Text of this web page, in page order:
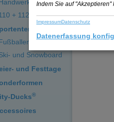
+ 112
und Snowboard
und Festtage
Ducks®
Indem Sie auf "Akzeptieren"
ImpressumDatenschutz
Datenerfassung